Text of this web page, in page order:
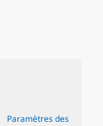
Paramètres des